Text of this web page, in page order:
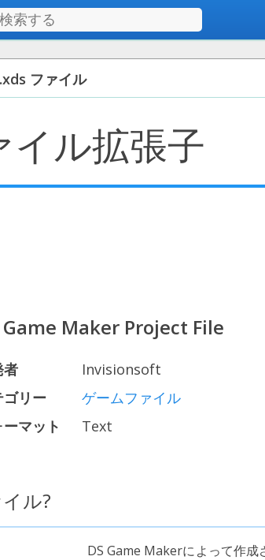
ファイル
イル拡張子
Game Maker Project File
者
Invisionsoft
ゴリー
ゲームファイル
ーマット
Text
ル?
DS Game Makerによって作成